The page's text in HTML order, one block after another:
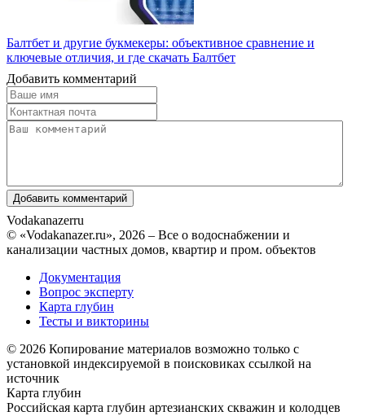
Балтбет и другие букмекеры: объективное сравнение и
ключевые отличия, и где скачать Балтбет
Добавить комментарий
Vodakanazerru
© «Vodakanazer.ru», 2026 – Все о водоснабжении и
канализации частных домов, квартир и пром. объектов
Документация
Вопрос эксперту
Карта глубин
Тесты и викторины
© 2026 Копирование материалов возможно только с
установкой индексируемой в поисковиках ссылкой на
источник
Карта глубин
Российская карта глубин артезианских скважин и колодцев